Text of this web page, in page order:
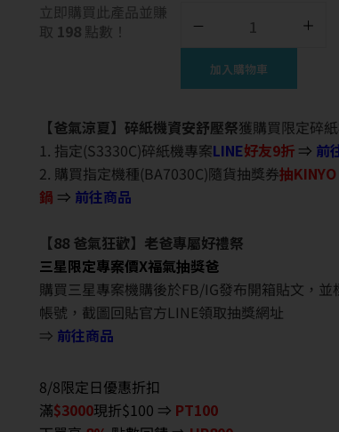
立即購買此產品並賺
取 198點數！
加入購物車
【爸氣涼夏】碎紙機資安舒壓祭獲購買限定碎
1. 指定(S3330C)碎紙機專案LINE好友9折 ⇒ 前
2. 購買指定機種(BA7030C)隨貨抽獎券抽
鍋 ⇒ 前往商品
【88 爸氣狂歡】老爸專屬好禮祭
三星限定專案價X福氣抽獎爸
購買三星專案機購後於FB/IG發布開箱貼文，並
帳號，截圖回貼官方LINE領取抽獎網址
⇒ 前往商品
8/8限定日優惠折扣
滿$3000現折$100 ⇒ PT100